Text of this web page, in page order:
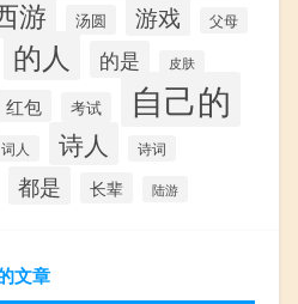
游 汤圆 游戏 父母
的人 的是 皮肤
红包 考试 自己的
词人 诗人 诗词
都是 长辈 陆游
文章